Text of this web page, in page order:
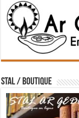
STAL / BOUTIQUE